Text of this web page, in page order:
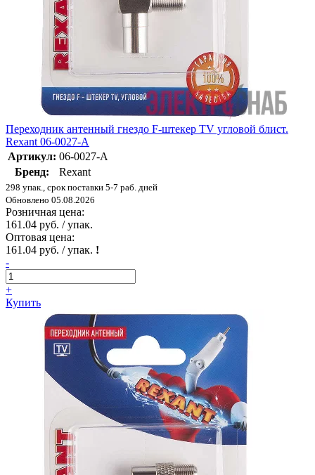
Переходник антенный гнездо F-штекер TV угловой блист.
Rexant 06-0027-A
Артикул: 06-0027-A
Бренд:
Rexant
298 упак., срок поставки 5-7 раб. дней
Обновлено 05.08.2026
Розничная цена:
161.04 руб. / упак.
Оптовая цена:
161.04 руб. / упак. !
-
+
Купить